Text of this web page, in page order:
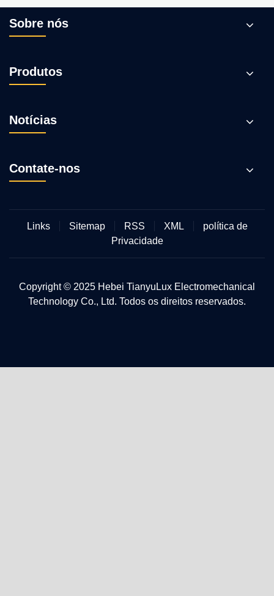
compradores
globais
Sobre nós
Produtos
Notícias
Contate-nos
Links Sitemap RSS XML
política de
Privacidade
Copyright © 2025 Hebei TianyuLux Electromechanical
Technology Co., Ltd. Todos os direitos reservados.